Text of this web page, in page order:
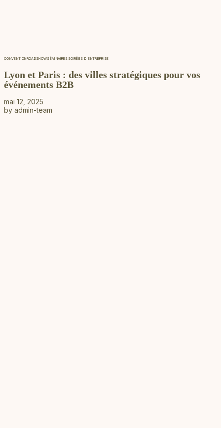
CONVENTIONROADSHOWSÉMINAIRES SOIRÉES D'ENTREPRISE
Lyon et Paris : des villes stratégiques pour vos
événements B2B
mai 12, 2025
by admin-team